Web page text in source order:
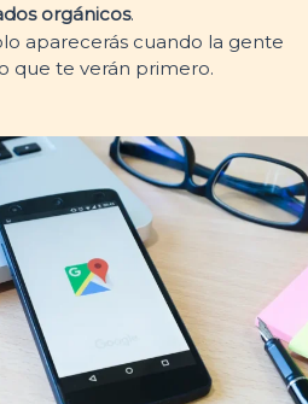
orgánicos.
aparecerás cuando la gente
que te verán primero.